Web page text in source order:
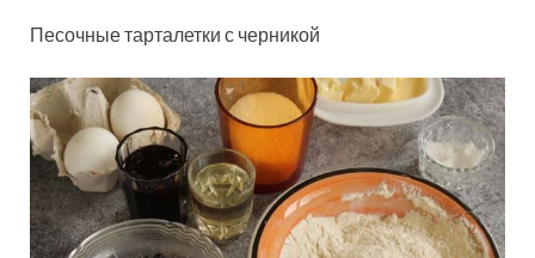
Песочные тарталетки с черникой